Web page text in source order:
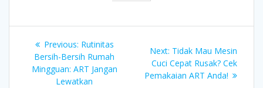
navigation
Previous: Previous
post:
Rutinitas
Bersih-Bersih Rumah
Mingguan: ART Jangan
Lewatkan
Next: Next
post:
Tidak Mau Mesin
Cuci Cepat Rusak? Cek
Pemakaian ART Anda!